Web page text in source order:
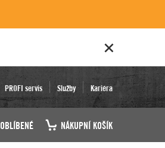
PROFI servis Služby Kariéra
OBLÍBENÉ NÁKUPNÍ KOŠÍK